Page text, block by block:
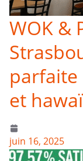
WOK &
parfaite
et
juin 16, 2025